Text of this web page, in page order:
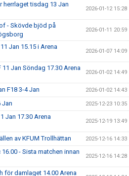
herrlaget tisdag 13 Jan
2026-01-12 15:28
- Skövde bjöd på
2026-01-11 20:59
Jan 15.15 i Arena
2026-01-07 14:09
Jan Söndag 17.30 Arena
2026-01-02 14:49
F18 3-4 Jan 2026-01-02 14:43
Jan 2025-12-23 10:35
Jan 17.30 Arena
2025-12-19 13:49
av KFUM Trollhättan 2025-12-16 14:33
- Sista matchen innan
2025-12-16 14:28
för damlaget 14.00 Arena